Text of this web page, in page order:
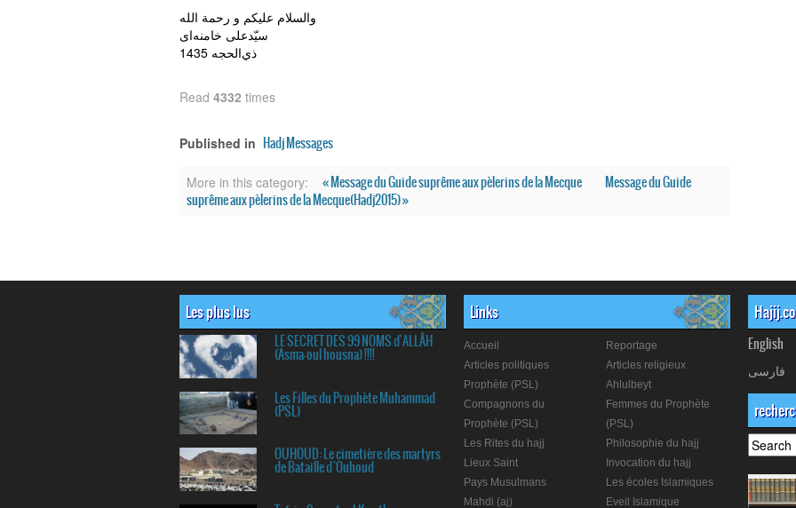
والسلام علیکم و رحمة الله
سیّدعلی خامنه‌ای
ذي‌الحجه 1435
Read 4332 times
Published in Hadj Messages
More in this category: « Message du Guide suprême aux pèlerins de la Mecque
Message du Guide
suprême aux pèlerins de la Mecque(Hadj2015) »
Les plus lus
LE SECRET DES 99 NOMS d'ALLÂH
(Asma-oul housna) !!!!
Les Filles du Prophète Muhammad
(PSL)
OUHOUD: Le cimetière des martyrs
de Bataille d`Ouhoud
Links
Accueil
Reportage
Articles politiques
Articles religieux
Prophète (PSL)
Ahlulbeyt
Compagnons du
Prophète (PSL)
Femmes du Prophète
(PSL)
Les Rites du hajj
Philosophie du hajj
Lieux Saint
Invocation du hajj
Pays Musulmans
Les écoles Islamiques
Mahdi (aj)
Eveil Islamique
English
فارسی